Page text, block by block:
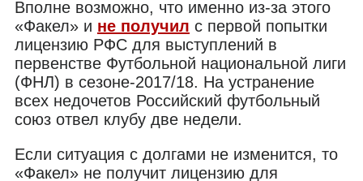
Вполне возможно, что именно из-за этого
«Факел» и не получил с первой попытки
лицензию РФС для выступлений в
первенстве Футбольной национальной лиги
(ФНЛ) в сезоне-2017/18. На устранение
всех недочетов Российский футбольный
союз отвел клубу две недели.
Если ситуация с долгами не изменится, то
«Факел» не получит лицензию для